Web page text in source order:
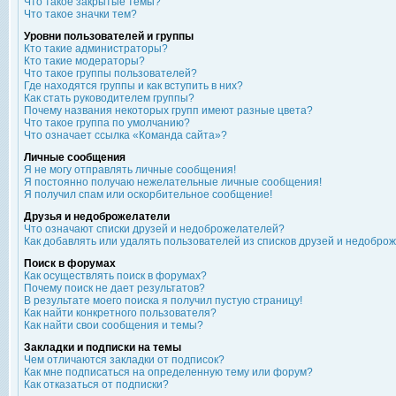
Что такое значки тем?
Уровни пользователей и группы
Кто такие администраторы?
Кто такие модераторы?
Что такое группы пользователей?
Где находятся группы и как вступить в них?
Как стать руководителем группы?
Почему названия некоторых групп имеют разные цвета?
Что такое группа по умолчанию?
Что означает ссылка «Команда сайта»?
Личные сообщения
Я не могу отправлять личные сообщения!
Я постоянно получаю нежелательные личные сообщения!
Я получил спам или оскорбительное сообщение!
Друзья и недоброжелатели
Что означают списки друзей и недоброжелателей?
Как добавлять или удалять пользователей из списков друзей и
Поиск в форумах
Как осуществлять поиск в форумах?
Почему поиск не дает результатов?
В результате моего поиска я получил пустую страницу!
Как найти конкретного пользователя?
Как найти свои сообщения и темы?
Закладки и подписки на темы
Чем отличаются закладки от подписок?
Как мне подписаться на определенную тему или форум?
Как отказаться от подписки?